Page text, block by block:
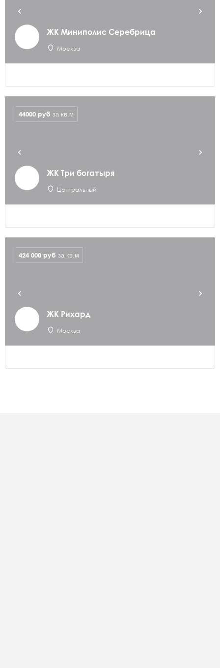
ЖК Миниполис Серебрица
Москва
ЖК Три богатыря
Центральный
44000 руб за кв.м
ЖК Рихард
Москва
424 000 руб за кв.м